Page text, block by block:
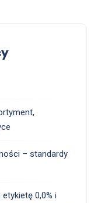
– standardy
0,0% i